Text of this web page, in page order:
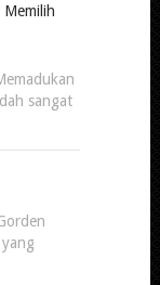
Memilih
sangat